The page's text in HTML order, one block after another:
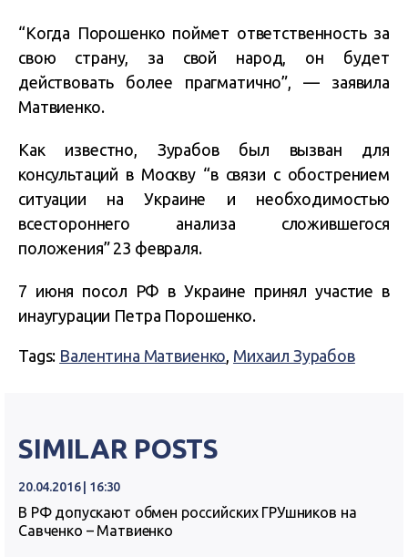
“Когда Порошенко поймет ответственность за
свою страну, за свой народ, он будет
действовать более прагматично”, — заявила
Матвиенко.
Как известно, Зурабов был вызван для
консультаций в Москву “в связи с обострением
ситуации на Украине и необходимостью
всестороннего анализа сложившегося
положения” 23 февраля.
7 июня посол РФ в Украине принял участие в
инаугурации Петра Порошенко.
Tags: Валентина Матвиенко, Михаил Зурабов
SIMILAR POSTS
20.04.2016 | 16:30
В РФ допускают обмен российских ГРУшников на
Савченко – Матвиенко